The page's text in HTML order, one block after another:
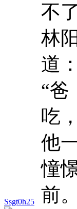
Ssgt0h25
不
林
道：
“爸
吃
他
憧
前。